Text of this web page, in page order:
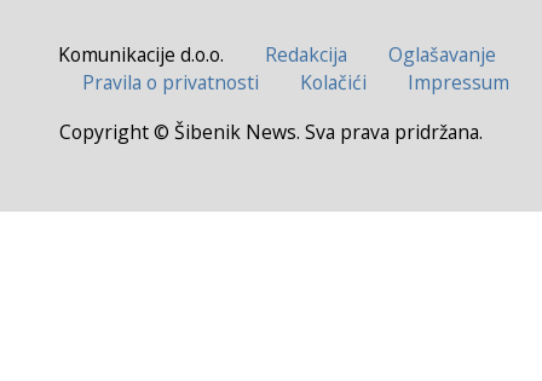
Komunikacije d.o.o. Redakcija
Oglašavanje
Pravila o privatnosti
Kolačići
Impressum
Copyright © Šibenik News. Sva prava pridržana.